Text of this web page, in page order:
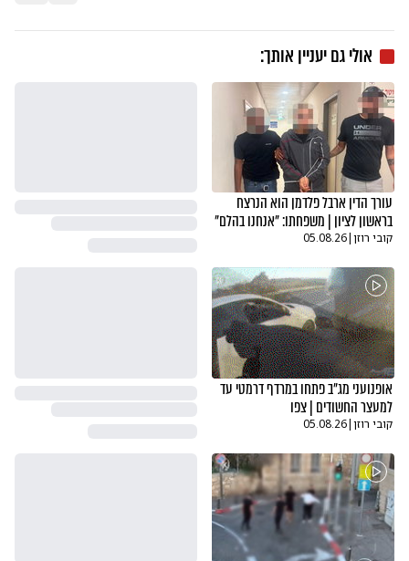
אולי גם יעניין אותך:
עורך הדין ארבל פלדמן הוא הנרצח
בראשון לציון | משפחתו: "אנחנו בהלם"
קובי רוזן|
05.08.26
אופנועני מג"ב פתחו במרדף דרמטי עד
למעצר החשודים | צפו
קובי רוזן|
05.08.26